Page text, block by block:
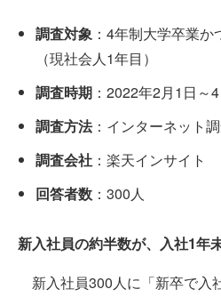
調査対象 ：4年制大学卒業
（現社会人1年目）
調査時期 ：2022年2月1日～
調査方法：インターネット
調査会社 ：楽天インサイト
回答者数 ：300人
新入社員の約半数が、入社1年
新入社員300人に「新卒で入